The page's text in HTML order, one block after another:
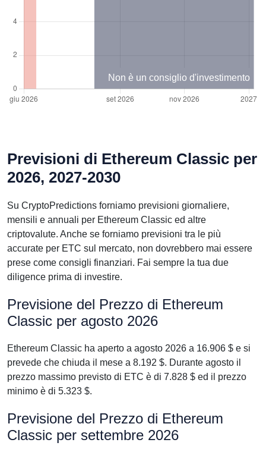
Non è un consiglio d'investimento
Previsioni di Ethereum Classic per
2026, 2027-2030
Su CryptoPredictions forniamo previsioni giornaliere,
mensili e annuali per Ethereum Classic ed altre
criptovalute. Anche se forniamo previsioni tra le più
accurate per ETC sul mercato, non dovrebbero mai essere
prese come consigli finanziari. Fai sempre la tua due
diligence prima di investire.
Previsione del Prezzo di Ethereum
Classic per agosto 2026
Ethereum Classic ha aperto a agosto 2026 a 16.906 $ e si
prevede che chiuda il mese a 8.192 $. Durante agosto il
prezzo massimo previsto di ETC è di 7.828 $ ed il prezzo
minimo è di 5.323 $.
Previsione del Prezzo di Ethereum
Classic per settembre 2026